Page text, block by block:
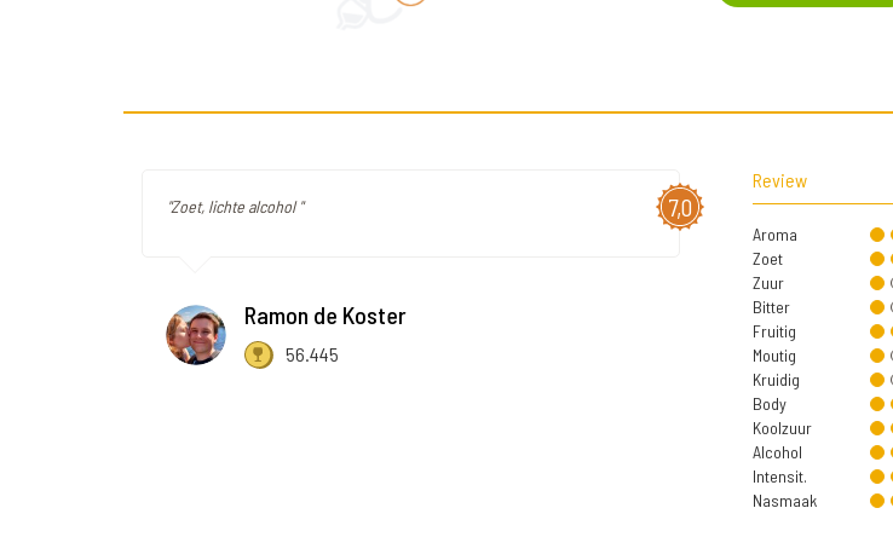
7,0
"Zoet, lichte alcohol "
Ramon de Koster
56.445
Review
Aroma
Zoet
Zuur
Bitter
Fruitig
Moutig
Kruidig
Body
Koolzuur
Alcohol
Intensit.
Nasmaak